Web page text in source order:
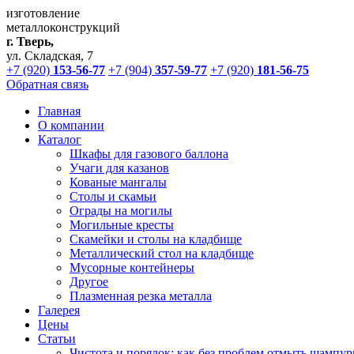
изготовление
металлоконструкций
г. Тверь,
ул. Складская, 7
+7 (920) 153-56-77 +7 (904) 357-59-77 +7 (920) 181-56-75
Обратная связь
Главная
О компании
Каталог
Шкафы для газового баллона
Учаги для казанов
Кованые мангалы
Столы и скамьи
Ограды на могилы
Могильные кресты
Скамейки и столы на кладбище
Металлический стол на кладбище
Мусорные контейнеры
Другое
Плазменная резка металла
Галерея
Цены
Статьи